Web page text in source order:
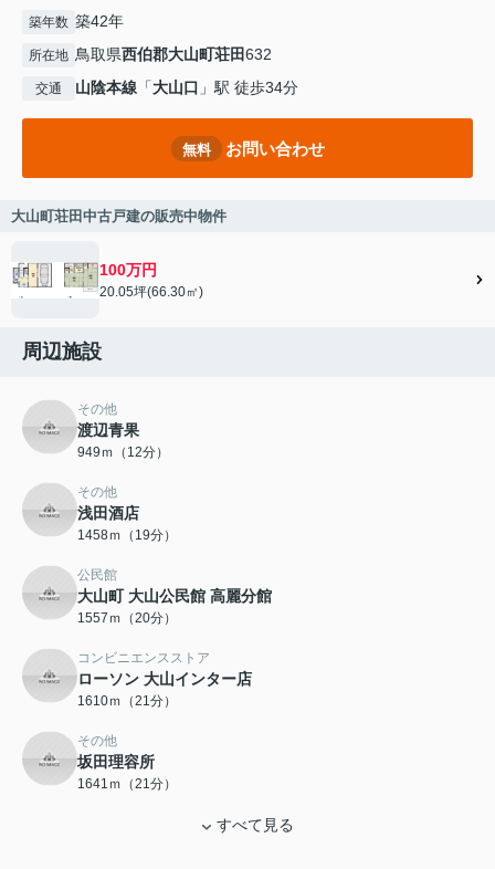
築年数 築42年
所在地 鳥取県西伯郡大山町荘田632
交通 山陰本線 「大山口 」駅 徒歩34分
無料 お問い合わせ
大山町荘田中古戸建の販売中物件
100万円
20.05坪(66.30㎡)
周辺施設
その他
渡辺青果
949ｍ（12分）
その他
浅田酒店
1458ｍ（19分）
公民館
大山町 大山公民館 高麗分館
1557ｍ（20分）
コンビニエンスストア
ローソン 大山インター店
1610ｍ（21分）
その他
坂田理容所
1641ｍ（21分）
すべて見る